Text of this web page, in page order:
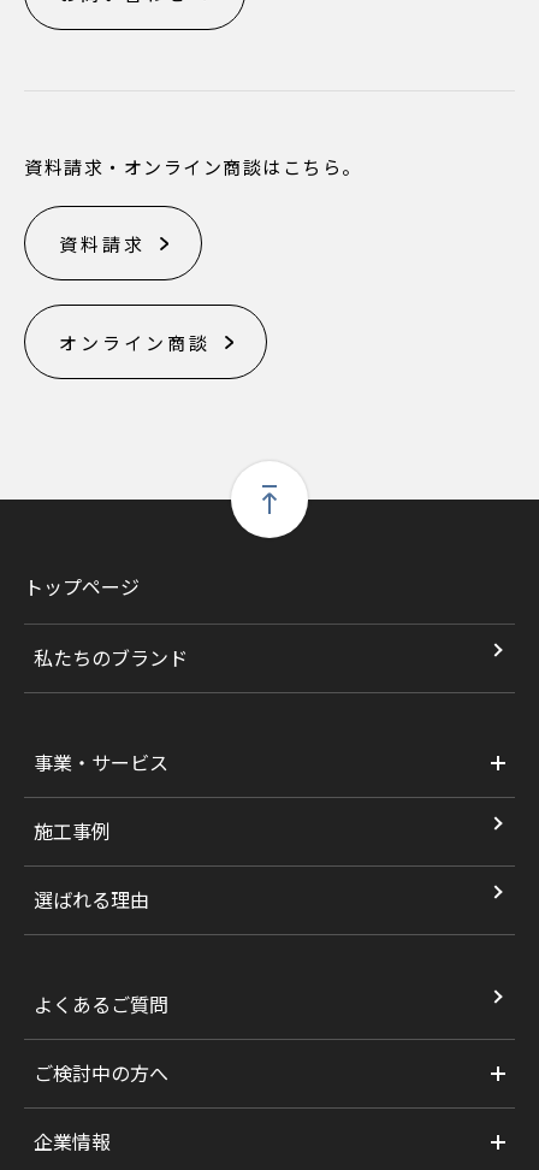
資料請求・オンライン商談はこちら。
資料請求
オンライン商談
トップページ
私たちのブランド
事業・サービス
施工事例
選ばれる理由
よくあるご質問
ご検討中の方へ
企業情報